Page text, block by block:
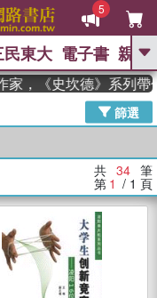
5
GO
高希均教授回憶錄
、 父親節 、 如果歷
、 方念華 、 台灣的李
數學女孩：黎曼猜想 、
經
民東大 電子書 親子
史坎德》系列帶你踏
篩選
共 34 筆
第 1 / 1 頁